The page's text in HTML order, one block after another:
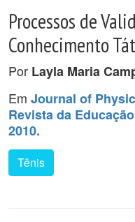
Processos de
Conhecimento
Por Layla Maria
Em Journal of
Revista da
2010.
Tênis